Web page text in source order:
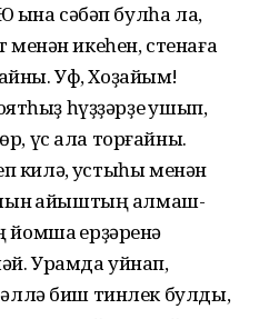
ҡына сәбәп булһа ла,
менән икеһен, стенаға
Уф, Хоҙайым!
һүҙҙәрҙе ҡушып,
үс ала торғайны.
килә, ҡустыһы менән
ҡайыштың алмаш-
ерҙәренә
Урамда уйнап,
әллә биш тинлек булды,